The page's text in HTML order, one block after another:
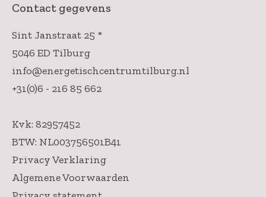
Contact gegevens
Sint Janstraat 25 *
5046 ED Tilburg
info@energetischcentrumtilburg.nl
+31(0)6 - 216 85 662
Kvk: 82957452
BTW: NL003756501B41
Privacy Verklaring
Algemene Voorwaarden